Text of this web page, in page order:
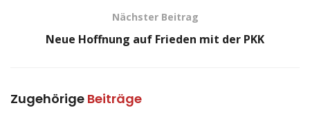
Nächster Beitrag
Neue Hoffnung auf Frieden mit der PKK
Zugehörige Beiträge